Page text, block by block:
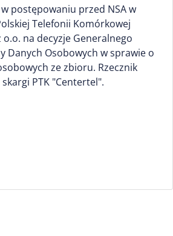
w postępowaniu przed NSA w
Telefonii Komórkowej
o.o. na decyzje Generalnego
Danych Osobowych w sprawie o
ze zbioru. Rzecznik
PTK "Centertel".